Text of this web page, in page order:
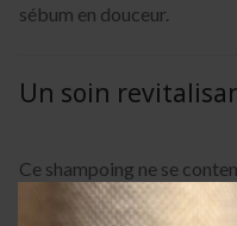
sébum en douceur.
Un soin
Ce shampoing ne se
L’huile de ricin, réputée